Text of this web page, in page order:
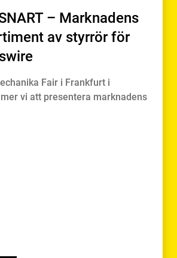
– Marknadens
av styrrör för
Fair i Frankfurt i
vi att presentera marknadens